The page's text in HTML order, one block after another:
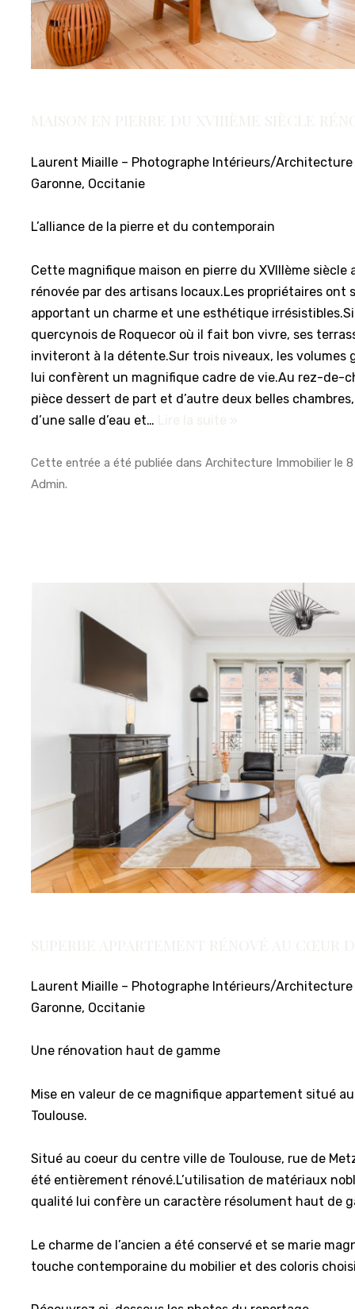
Laurent Miaille – Photographe Intérieurs/Architecture
Garonne, Occitanie
L’alliance de la pierre et du contemporain
Cette magnifique maison en pierre du XVIIIème
rénovée par des artisans locaux.Les propriétaires ont
apportant un charme et une esthétique
quercynois de Roquecor où il fait bon vivre, ses
inviteront à la détente.Sur trois niveaux, les volumes
lui confèrent un magnifique cadre de vie.Au rez-de-
pièce dessert de part et d’autre deux belles
d’une salle d’eau et…
Cette entrée a été publiée dansArchitecture Immobilier le
Admin.
Laurent Miaille – Photographe Intérieurs/Architecture
Garonne, Occitanie
Une rénovation haut de gamme
Mise en valeur de ce magnifique appartement situé
Toulouse.
Situé au coeur du centre ville de Toulouse, rue de
été entièrement rénové.L’utilisation de matériaux
qualité lui confère un caractère résolument haut de
Le charme de l’ancien a été conservé et se marie
touche contemporaine du mobilier et des coloris